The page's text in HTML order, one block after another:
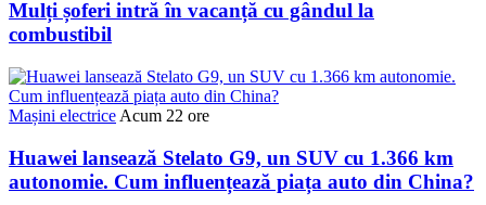
Mulți șoferi intră în vacanță cu gândul la
combustibil
Mașini electrice Acum 22 ore
Huawei lansează Stelato G9, un SUV cu 1.366 km
autonomie. Cum influențează piața auto din China?